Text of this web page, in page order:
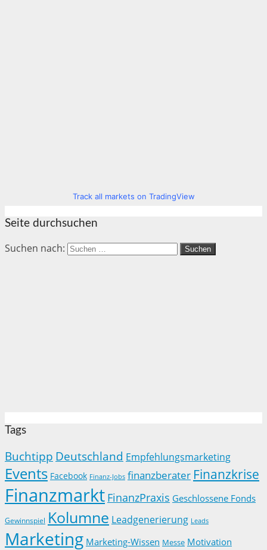
Track all markets on TradingView
Seite durchsuchen
Suchen nach:
Tags
Buchtipp Deutschland Empfehlungsmarketing
Events Facebook Finanz-Jobs finanzberater Finanzkrise
Finanzmarkt FinanzPraxis Geschlossene Fonds
Gewinnspiel Kolumne Leadgenerierung Leads
Marketing Marketing-Wissen Messe Motivation